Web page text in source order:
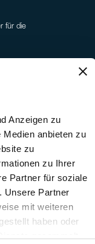
Anzeigen zu
anbieten zu
zu
zu Ihrer
Partner für soziale
Unsere Partner
mit weiteren
haben oder
für die